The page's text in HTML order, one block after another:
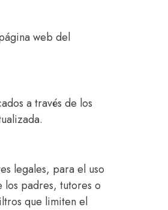
web del
a través de los
legales, para el uso
los padres, tutores o
que limiten el